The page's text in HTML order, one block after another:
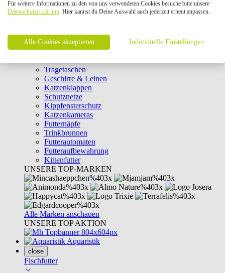
Intelligenzspielzeug
Laserpointer & Elektrospielzeug
Clicker & Target Sticks für Katzen
Weiteres Katzenspielzeug
Transportboxen
Tragetaschen
Geschirre & Leinen
Katzenklappen
Schutznetze
Kippfensterschutz
Katzenkameras
Futternäpfe
Trinkbrunnen
Futterautomaten
Futteraufbewahrung
Kittenfutter
UNSERE TOP-MARKEN
Alle Marken anschauen
UNSERE TOP AKTION
Aquaristik
close
Fischfutter
Für weitere Informationen zu den von uns verwendeten Cookies besuche bitte unsere
Datenschutzerklärung. Hier kannst du Deine Auswahl auch jederzeit erneut anpassen.
Alle Cookies akzeptieren Individuelle Einstellungen